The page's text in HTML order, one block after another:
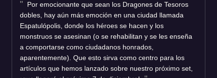
Por emocionante que sean los Dragones de Tesoros
dobles, hay aún más emoción en una ciudad llamada
Espatulópolis, donde los héroes se hacen y los
monstruos se asesinan (o se rehabilitan y se les enseña
a comportarse como ciudadanos honrados,
aparentemente). Que esto sirva como centro para los
artículos que hemos lanzado sobre nuestro próximo set,